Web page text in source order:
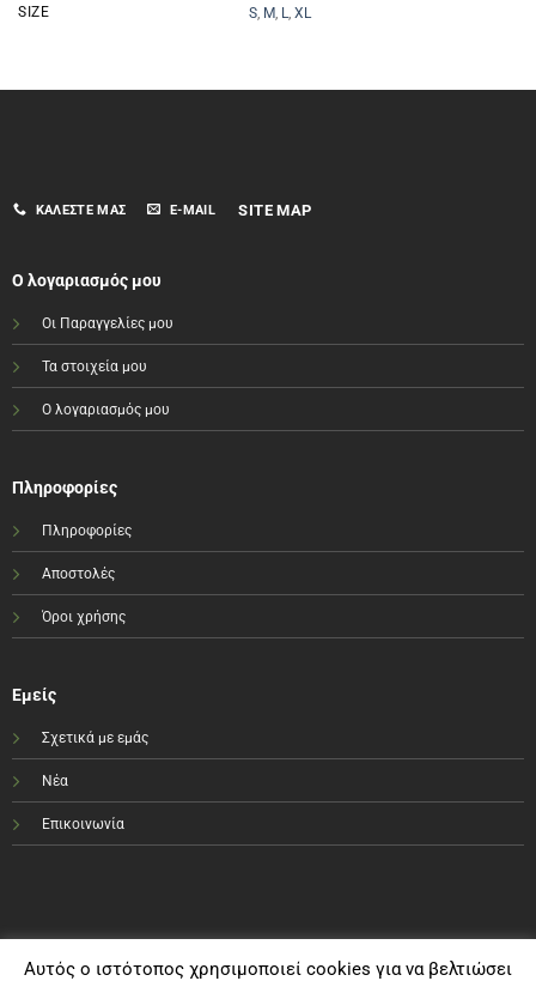
SIZE S M L ,XL
ΚΑΛΈΣΤΕ ΜΑΣ E-MAIL SITE MAP
Ο λογαριασμός μου
Οι Παραγγελίες μου
Τα στοιχεία μου
Ο λογαριασμός μου
Πληροφορίες
Πληροφορίες
Αποστολές
Όροι χρήσης
Εμείς
Σχετικά με εμάς
Νέα
Επικοινωνία
Αυτός ο ιστότοπος χρησιμοποιεί cookies για να βελτιώσει